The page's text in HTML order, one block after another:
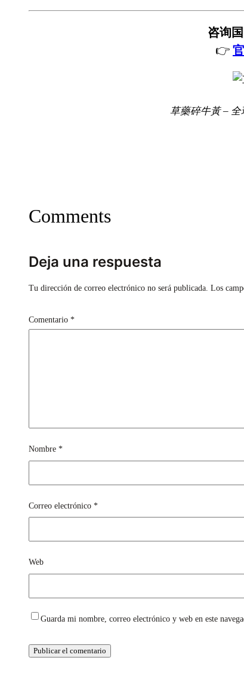
咨询
👉
草藥碎牛黃 –
Comments
Deja una respuesta
Tu dirección de correo electrónico no será publicada. Los
Comentario *
Nombre *
Correo electrónico *
Web
Guarda mi nombre, correo electrónico y web en este